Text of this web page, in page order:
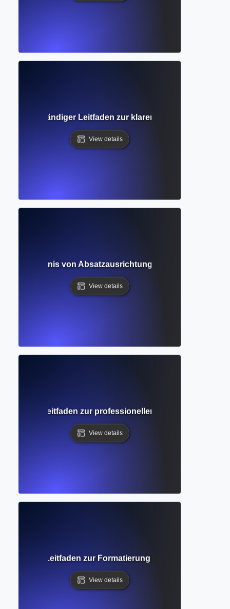
Vollständiger Leitfaden zur klaren Strukturierung
View details
Verständnis von Absatzausrichtung und
View details
Anfängerleitfaden zur professionellen akademischen
View details
Leitfaden zur Formatierung akademischer
View details